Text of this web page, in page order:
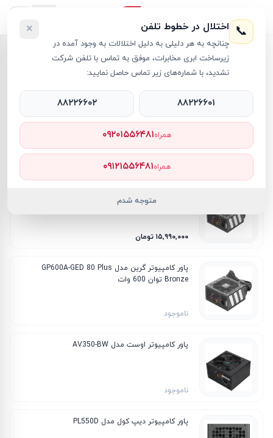
پاور - Power
پاور - Power
فیلترها
محصول جدیدترین ارزان‌ترین گران‌ترین پرفروش‌ترین
۱۵٬۹۹۰٬۰۰۰ تومان
پاور کامپیوتر گرین مدل GP600A-GED 80 Plus
Bronze توان 600 وات
ناموجود
پاور کامپیوتر اوست مدل AV350-BW
ناموجود
پاور کامپیوتر دیپ کول مدل PL550D
📞 اختلال در خطوط تلفن
چنانچه به هر دلیلی به دلیل اختلالات به وجود آمده در
زیرساخت ابری مخابرات، موفق به تماس با تلفن شرکت
نشدید، با شماره‌های زیر تماس حاصل نمایید:
×
۸۸۲۲۶۶۰۱ ۸۸۲۲۶۶۰۲
همراه۰۹۲۰۱۵۵۶۴۸۱
همراه۰۹۱۲۱۵۵۶۴۸۱
متوجه شدم